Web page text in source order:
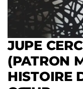
JUPE
(PATRON
HISTOIRE